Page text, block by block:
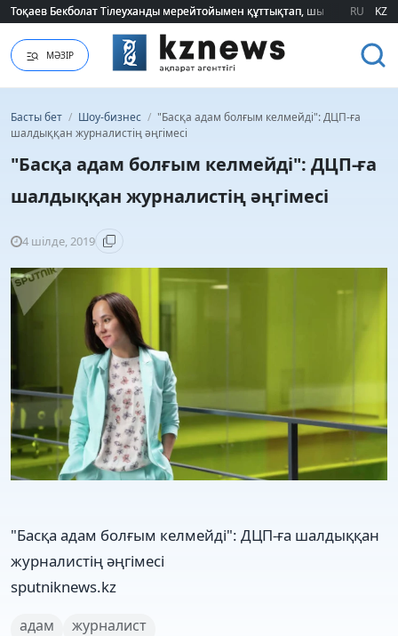
Тоқаев Бекболат Тілеуханды мерейтойымен құттықтап, шығармашылық
Тоқаев Бекболат Тілеуханды мерейтойымен құттықтап, шығармашылық
RU KZ
МӘЗІР
Басты бет / Шоу-бизнес / "Басқа адам болғым келмейді": ДЦП-ға
шалдыққан журналистің әңгімесі
"Басқа адам болғым келмейді": ДЦП-ға
шалдыққан журналистің әңгімесі
4 шілде, 2019
"Басқа адам болғым келмейді": ДЦП-ға шалдыққан
журналистің әңгімесі
sputniknews.kz
адам журналист